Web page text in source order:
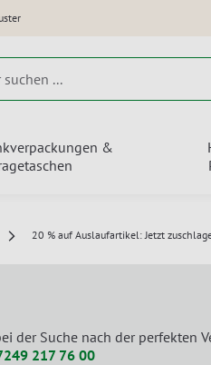
&
20 % auf Auslaufartikel: Jetzt
der Suche nach der perfekten
217 76 00